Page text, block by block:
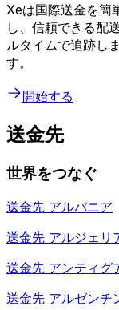
Xeは国際送金を簡
し、信頼できる配
ルタイムで追跡し
す。
開始する
送金先
世界をつなぐ
送金先 アルバニア
送金先 アルジェリ
送金先 アンティグ
送金先 アルゼンチ